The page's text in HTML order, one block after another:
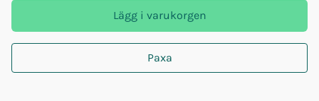
Lägg i varukorgen
Paxa